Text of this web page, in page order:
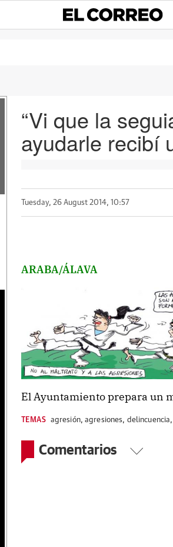
“Vi que la
ayudarle recibí
Tuesday, 26 August 2014, 10:57
ARABA/ÁLAVA
El Ayuntamiento prepara un
TEMAS agresión,agresiones, delincuencia,
Comentarios